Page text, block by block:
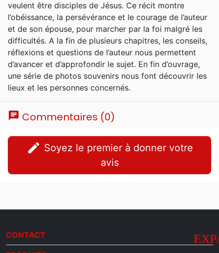
veulent être disciples de Jésus. Ce récit montre
l’obéissance, la persévérance et le courage de l’auteur
et de son épouse, pour marcher par la foi malgré les
difficultés. A la fin de plusieurs chapitres, les conseils,
réflexions et questions de l’auteur nous permettent
d’avancer et d’approfondir le sujet. En fin d’ouvrage,
une série de photos souvenirs nous font découvrir les
lieux et les personnes concernés.
chat Commentaires (0)
edit
avis
CONTACT